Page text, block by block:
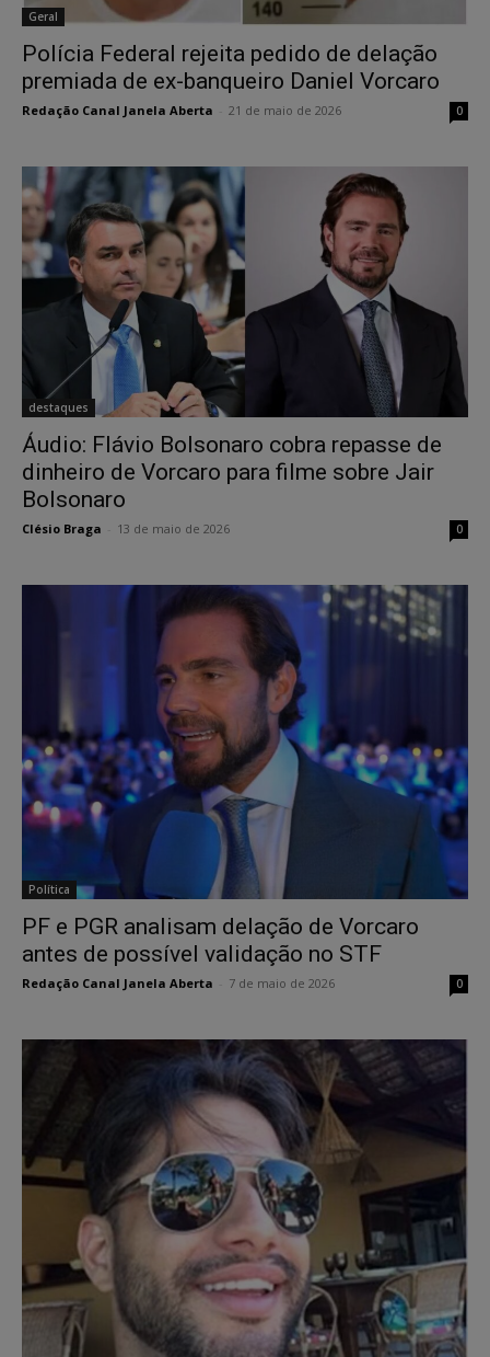
Geral
Polícia Federal rejeita pedido de delação
premiada de ex-banqueiro Daniel Vorcaro
Redação Canal Janela Aberta 21 de maio de 2026 0
destaques
Áudio: Flávio Bolsonaro cobra repasse de
dinheiro de Vorcaro para filme sobre Jair
Bolsonaro
Clésio Braga 13 de maio de 2026 0
Política
PF e PGR analisam delação de Vorcaro
antes de possível validação no STF
Redação Canal Janela Aberta 7 de maio de 2026 0